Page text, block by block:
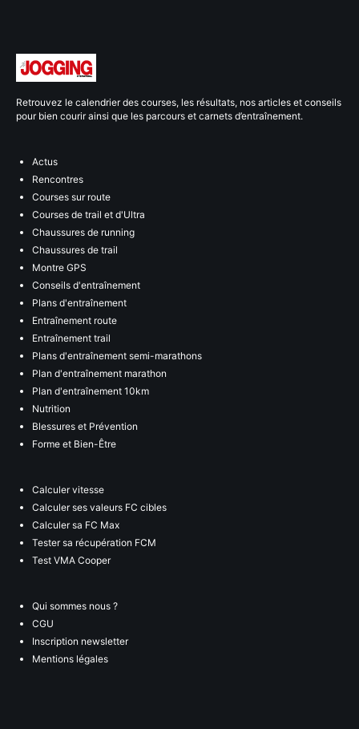
Retrouvez le calendrier des courses, les résultats, nos articles et conseils
pour bien courir ainsi que les parcours et carnets d’entraînement.
Actus
Rencontres
Courses sur route
Courses de trail et d'Ultra
Chaussures de running
Chaussures de trail
Montre GPS
Conseils d'entraînement
Plans d'entraînement
Entraînement route
Entraînement trail
Plans d'entraînement semi-marathons
Plan d'entraînement marathon
Plan d'entraînement 10km
Nutrition
Blessures et Prévention
Forme et Bien-Être
Calculer vitesse
Calculer ses valeurs FC cibles
Calculer sa FC Max
Tester sa récupération FCM
Test VMA Cooper
Qui sommes nous ?
CGU
Inscription newsletter
Mentions légales